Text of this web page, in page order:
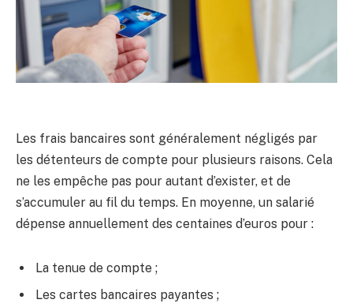
Les frais bancaires sont généralement négligés par
les détenteurs de compte pour plusieurs raisons. Cela
ne les empêche pas pour autant d’exister, et de
s’accumuler au fil du temps. En moyenne, un salarié
dépense annuellement des centaines d’euros pour :
La tenue de compte ;
Les cartes bancaires payantes ;